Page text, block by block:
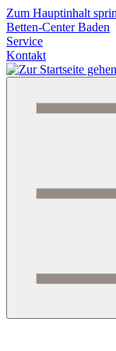
Zum Hauptinhalt
Betten-Center Baden
Service
Kontakt